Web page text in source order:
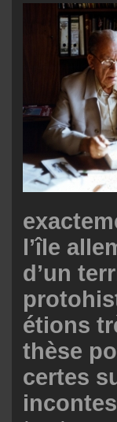
l’île
d’un
étions
thèse
certes